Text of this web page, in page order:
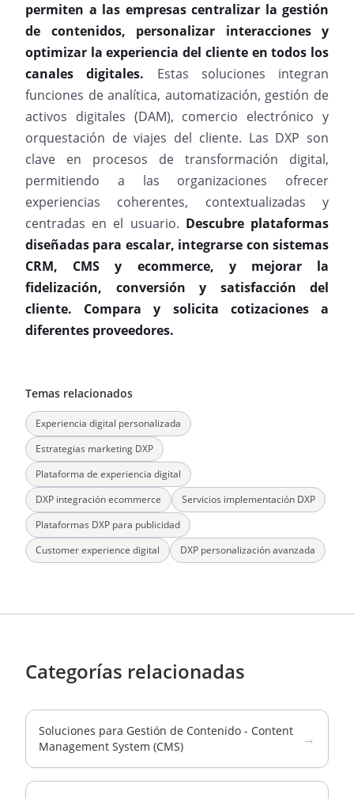
permiten a las empresas centralizar la gestión
de contenidos, personalizar interacciones y
optimizar la experiencia del cliente en todos los
canales digitales. Estas soluciones integran
funciones de analítica, automatización, gestión de
activos digitales (DAM), comercio electrónico y
orquestación de viajes del cliente. Las DXP son
clave en procesos de transformación digital,
permitiendo a las organizaciones ofrecer
experiencias coherentes, contextualizadas y
centradas en el usuario. Descubre plataformas
diseñadas para escalar, integrarse con sistemas
CRM, CMS y ecommerce, y mejorar la
fidelización, conversión y satisfacción del
cliente. Compara y solicita cotizaciones a
diferentes proveedores.
Temas relacionados
Experiencia digital personalizada
Estrategias marketing DXP
Plataforma de experiencia digital
DXP integración ecommerce
Servicios implementación DXP
Plataformas DXP para publicidad
Customer experience digital
DXP personalización avanzada
Categorías relacionadas
Soluciones para Gestión de Contenido - Content
Management System (CMS)
→